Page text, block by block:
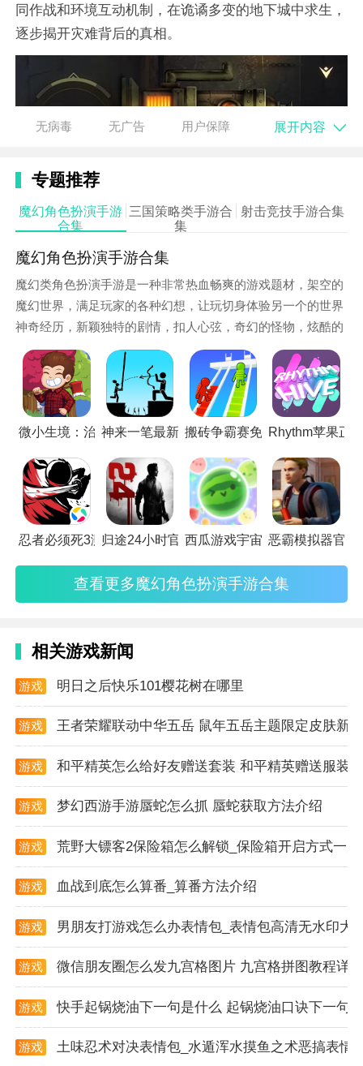
同作战和环境互动机制，在诡谲多变的地下城中求生，
逐步揭开灾难背后的真相。
1. 随机化地牢系统：每局地图布局、房间事件、敌人类
型和掉落装备完全随机生成，配合十余种主题场景（如
原始森林、机械废墟、幽暗洞穴），确保每次探险都有
新鲜体验。
2. 深度策略战斗：采用4VS4回合制战斗，结合六大职
业（格斗家、巫女、炼金师等）的数十种技能，需根据
敌人弱点（如抗性、闪避率）制定战术。例如，炼金术
士的“毒性爆发”可与恶魔猎手的“淬毒箭矢”叠加中毒层
数，形成持续伤害链。
3. 巨像协同作战：玩家可解锁并搭配战争巨像（如雷电
巨像、海神巨像），其技能（如50%雷电增伤、群体眩
晕）与角色技能形成互补。例如，斯坦特（雷电输出）
搭配布莱克（群体增伤）可触发巨像的雷电增益，实现
爆发伤害。
4. 多维度角色养成：通过主线任务、探索关卡和挑战模
无病毒 无广告 用户保障 展开内容
专题推荐
魔幻角色扮演手游
合集
三国策略类手游合
集
射击竞技手游合集
魔幻角色扮演手游合集
魔幻类角色扮演手游是一种非常热血畅爽的游戏题材，架空的
魔幻世界，满足玩家的各种幻想，让玩切身体验另一个的世界
神奇经历，新颖独特的剧情，扣人心弦，奇幻的怪物，炫酷的
打斗，华丽的场景，让人心驰神往。这里精选了一些魔幻角色
扮演手游供大家选择，快来体验一下吧！
微小生境：治愈放置修改版
神来一笔最新版搬砖争霸赛免广告版Rhythm苹果正
忍者必须死3测试版归途24小时官方版西瓜游戏宇宙版最新版恶霸模拟器官方
查看更多魔幻角色扮演手游合集
相关游戏新闻
游戏
明日之后快乐101樱花树在哪里
游戏
王者荣耀联动中华五岳 鼠年五岳主题限定皮肤新
游戏
和平精英怎么给好友赠送套装 和平精英赠送服装
游戏
梦幻西游手游蜃蛇怎么抓 蜃蛇获取方法介绍
游戏
荒野大镖客2保险箱怎么解锁_保险箱开启方式一览
游戏
血战到底怎么算番_算番方法介绍
游戏
男朋友打游戏怎么办表情包_表情包高清无水印大
游戏
微信朋友圈怎么发九宫格图片 九宫格拼图教程详解
游戏
快手起锅烧油下一句是什么 起锅烧油口诀下一句
游戏
土味忍术对决表情包_水遁浑水摸鱼之术恶搞表情